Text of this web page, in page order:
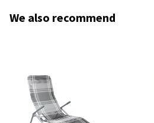
We also recommend